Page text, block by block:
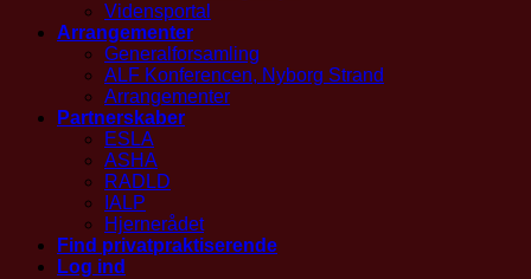
Vidensportal
Arrangementer
Generalforsamling
ALF Konferencen, Nyborg Strand
Arrangementer
Partnerskaber
ESLA
ASHA
RADLD
IALP
Hjernerådet
Find privatpraktiserende
Log ind